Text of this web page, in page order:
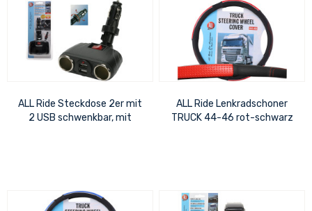
ALL Ride Steckdose 2er mit
2 USB schwenkbar, mit
ALL Ride Lenkradschoner
TRUCK 44-46 rot-schwarz